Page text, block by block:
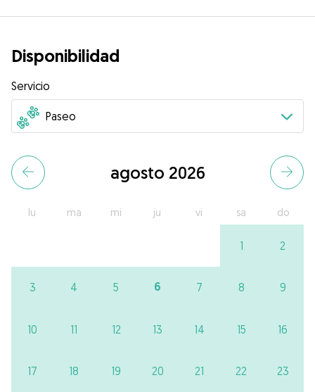
Disponibilidad
Servicio
agosto 2026
lu ma mi ju vi sa do
1 2
3 4 5 6 7 8 9
10 11 12 13 14 15 16
17 18 19 20 21 22 23